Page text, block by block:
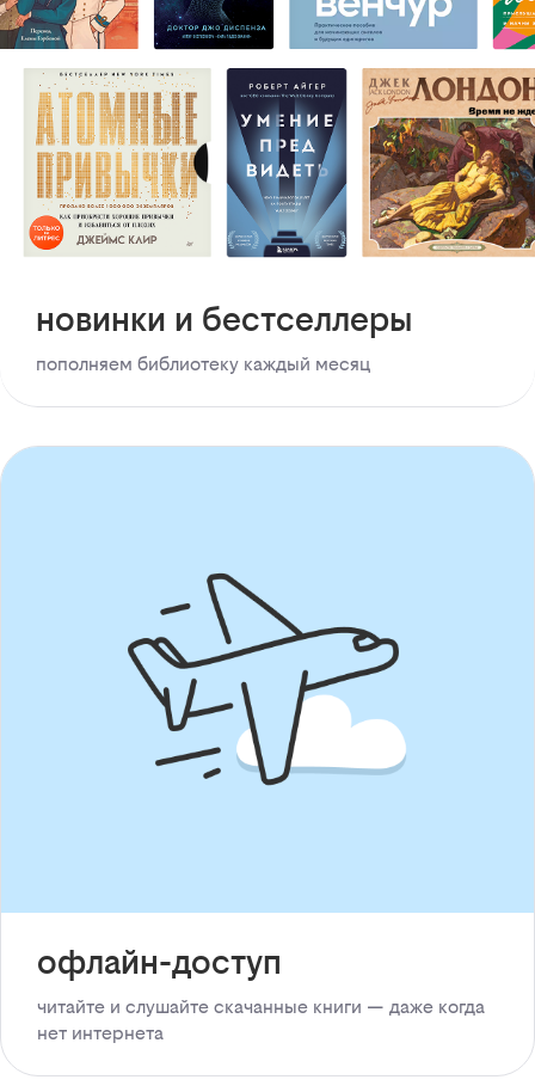
новинки и бестселлеры
пополняем библиотеку каждый месяц
офлайн-доступ
читайте и слушайте скачанные книги — даже когда
нет интернета